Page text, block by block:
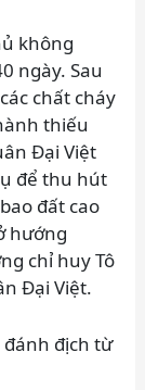
không
ngày. Sau
chất cháy
thiếu
Đại Việt
để thu hút
đất cao
hướng
chỉ huy Tô
Đại Việt.
địch từ